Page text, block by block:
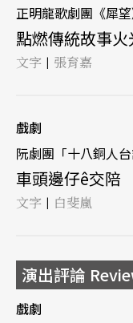
正明龍歌劇團《犀望
點燃傳統故事
文字 | 張育嘉
戲劇
阮劇團「十八銅人台
車頭邊仔ê交陪
文字 | 白斐嵐
演出評論
戲劇